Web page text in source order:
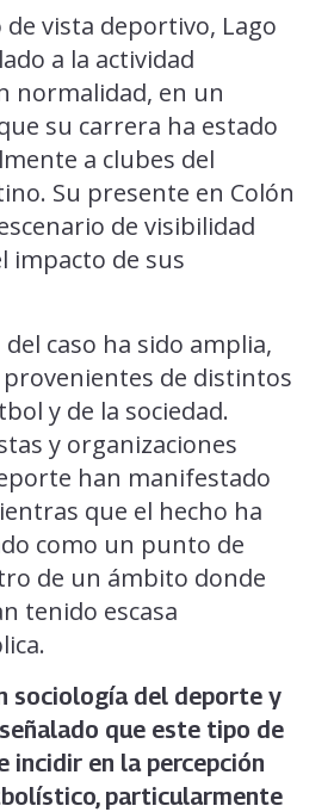
vista deportivo, Lago
a la actividad
normalidad, en un
su carrera ha estado
a clubes del
Su presente en Colón
de visibilidad
impacto de sus
caso ha sido amplia,
provenientes de distintos
y de la sociedad.
y organizaciones
han manifestado
que el hecho ha
como un punto de
de un ámbito donde
tenido escasa
sociología del deporte y
que este tipo de
incidir en la percepción
particularmente